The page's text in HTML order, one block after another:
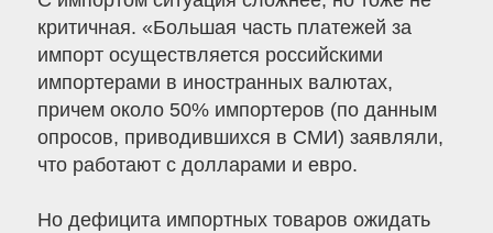
критичная. «Большая часть платежей за
импорт осуществляется российскими
импортерами в иностранных валютах,
причем около 50% импортеров (по данным
опросов, приводившихся в СМИ) заявляли,
что работают с долларами и евро.
Но дефицита импортных товаров ожидать